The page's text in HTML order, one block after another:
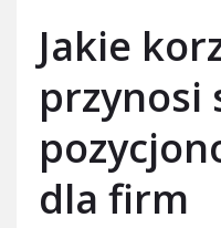
Jakie
przynosi
dla firm